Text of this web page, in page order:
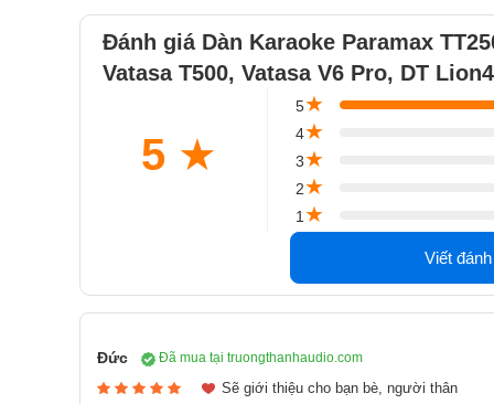
Bộ đôi loa
Đáp tuyến:
Loa
2. Micro Vatasa T500
Micro là thiết bị không thể thiếu trong dàn karaoke.
tốt hơn khi sử dụng, giúp người sử dụng có những
Micro Vatasa
Còn hàng
3.850.000₫
Đặc điểm nổi bật
Đánh giá Dàn Karaoke Paramax
Vatasa T500, Vatasa V6 Pro, DT
5 ★
5★
4★
3★
2★
1 ★
Viết
Đức Đã mua tại truongthanhaudio.com
Sẽ giới thiệu cho bạn bè, người thân